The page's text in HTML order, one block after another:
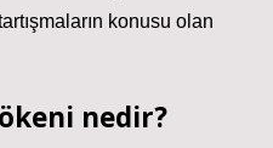
konusu olan
nedir?